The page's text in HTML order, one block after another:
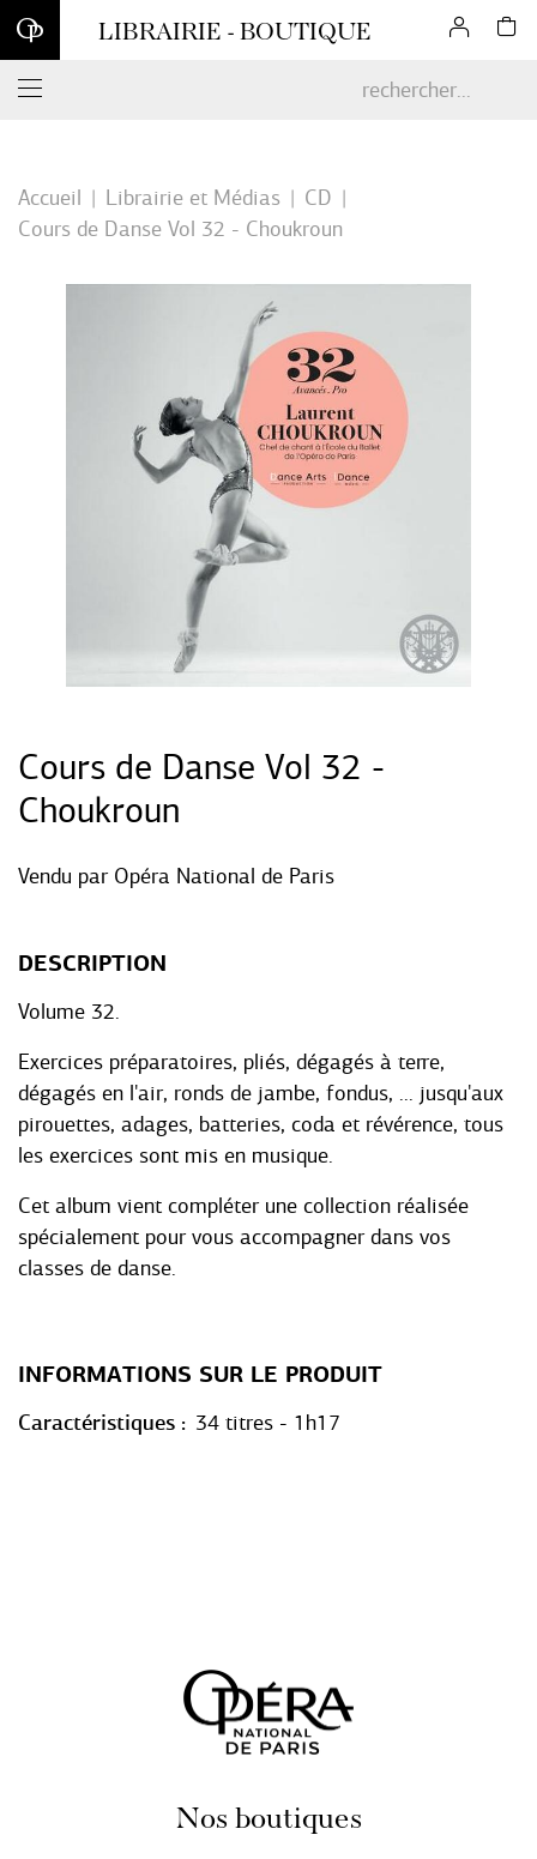
Inscrivez-vous à notre newsletter et profitez d'une remise de 10
% sur votre première commande en ligne*
LIBRAIRIE - BOUTIQUE
Accueil Librairie et Médias
CD
Cours de Danse Vol 32 - Choukroun
Cours de Danse Vol 32 -
Choukroun
Vendu par Opéra National de Paris
DESCRIPTION
Volume 32.
Exercices préparatoires, pliés, dégagés à terre,
dégagés en l'air, ronds de jambe, fondus, ... jusqu'aux
pirouettes, adages, batteries, coda et révérence, tous
les exercices sont mis en musique.
Cet album vient compléter une collection réalisée
spécialement pour vous accompagner dans vos
classes de danse.
INFORMATIONS SUR LE PRODUIT
Caractéristiques 34 titres - 1h17
Nos boutiques